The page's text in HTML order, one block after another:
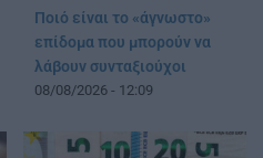
Ποιό είναι το «άγνωστο»
επίδομα που μπορούν να
λάβουν συνταξιούχοι
08/08/2026 - 12:09